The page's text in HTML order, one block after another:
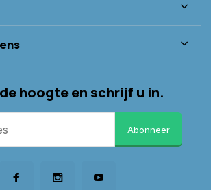
hoogte en schrijf u in.
Abonneer